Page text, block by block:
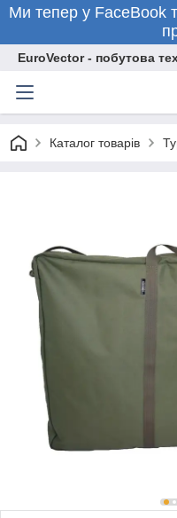
Ми тепер у FaceBook
EuroVector - побутова
Каталог товарів